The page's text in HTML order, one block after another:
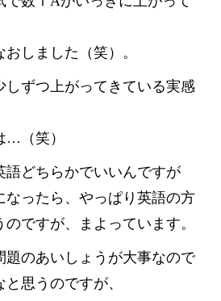
しました（笑）。
しずつ上がってきている実感
…（笑）
語どちらかでいいんですが
なったら、やっぱり英語の方
ですが、まよっています。
題のあいしょうが大事なので
思うのですが、